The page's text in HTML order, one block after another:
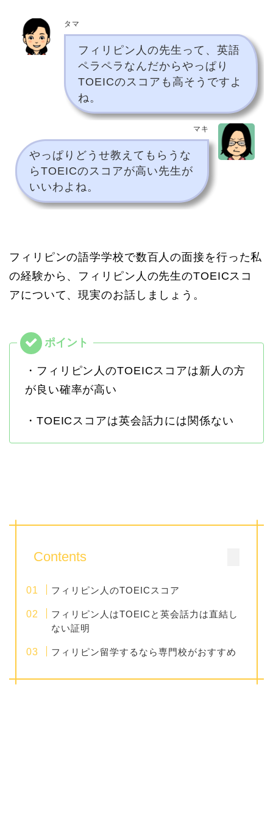
タマ
フィリピン人の先生って、英語
ペラペラなんだからやっぱり
TOEICのスコアも高そうですよ
ね。
マキ
やっぱりどうせ教えてもらうな
らTOEICのスコアが高い先生が
いいわよね。
フィリピンの語学学校で数百人の面接を行った私
の経験から、フィリピン人の先生のTOEICスコ
アについて、現実のお話しましょう。
・フィリピン人のTOEICスコアは新人の方
が良い確率が高い
・TOEICスコアは英会話力には関係ない
Contents
フィリピン人のTOEICスコア
フィリピン人はTOEICと英会話力は直結し
ない証明
フィリピン留学するなら専門校がおすすめ